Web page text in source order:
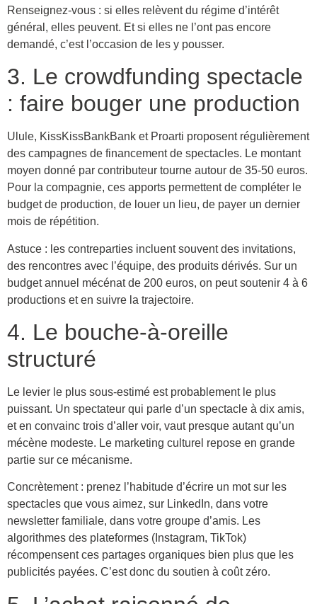
Renseignez-vous : si elles relèvent du régime d’intérêt
général, elles peuvent. Et si elles ne l’ont pas encore
demandé, c’est l’occasion de les y pousser.
3. Le crowdfunding spectacle
: faire bouger une production
Ulule, KissKissBankBank et Proarti proposent régulièrement
des campagnes de financement de spectacles. Le montant
moyen donné par contributeur tourne autour de 35-50 euros.
Pour la compagnie, ces apports permettent de compléter le
budget de production, de louer un lieu, de payer un dernier
mois de répétition.
Astuce : les contreparties incluent souvent des invitations,
des rencontres avec l’équipe, des produits dérivés. Sur un
budget annuel mécénat de 200 euros, on peut soutenir 4 à 6
productions et en suivre la trajectoire.
4. Le bouche-à-oreille
structuré
Le levier le plus sous-estimé est probablement le plus
puissant. Un spectateur qui parle d’un spectacle à dix amis,
et en convainc trois d’aller voir, vaut presque autant qu’un
mécène modeste. Le marketing culturel repose en grande
partie sur ce mécanisme.
Concrètement : prenez l’habitude d’écrire un mot sur les
spectacles que vous aimez, sur LinkedIn, dans votre
newsletter familiale, dans votre groupe d’amis. Les
algorithmes des plateformes (Instagram, TikTok)
récompensent ces partages organiques bien plus que les
publicités payées. C’est donc du soutien à coût zéro.